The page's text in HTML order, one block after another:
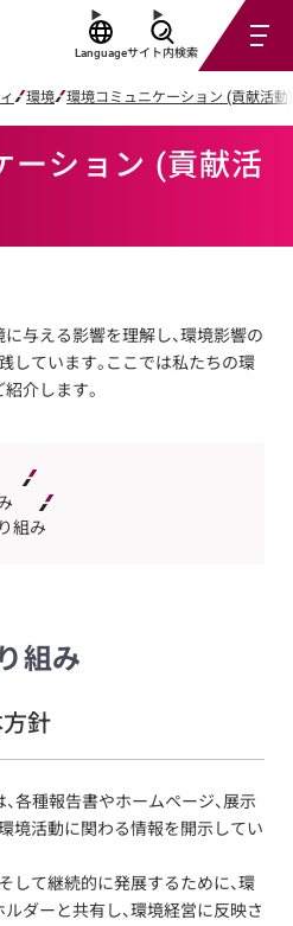
Languageサイト内検索
環境 環境コミュニケーション (貢献活動)
ーション (貢献活
与える影響を理解し、環境影響の
しています。ここでは私たちの環
介します。
組み
組み
針
各種報告書やホームページ、展示
境活動に関わる情報を開示してい
して継続的に発展するために、環
ダーと共有し、環境経営に反映さ